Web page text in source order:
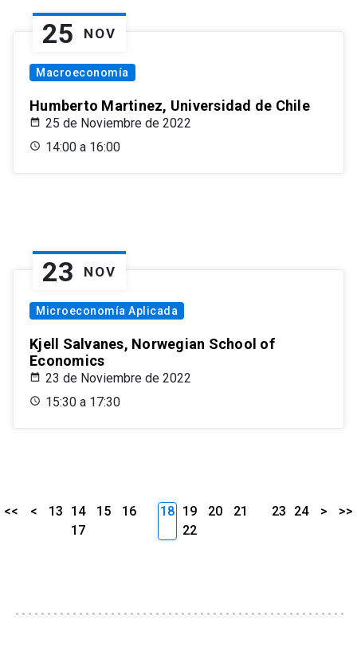
25 NOV
Macroeconomía
Humberto Martinez, Universidad de Chile
25 de Noviembre de 2022
14:00 a 16:00
23 NOV
Microeconomía Aplicada
Kjell Salvanes, Norwegian School of
Economics
23 de Noviembre de 2022
15:30 a 17:30
<< < 13 14 15
16
17
18 19 20
21
22
23 24 > >>